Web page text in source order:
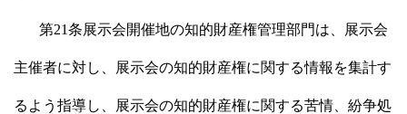
第21条展示会開催地の知的財産権管理部門は、展示会
主催者に対し、展示会の知的財産権に関する情報を集計す
るよう指導し、展示会の知的財産権に関する苦情、紛争処